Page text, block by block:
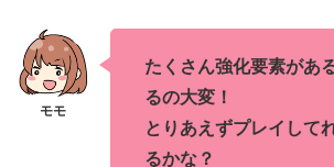
たくさん強化要素があ
るの大変！
とりあえずプレイして
るかな？